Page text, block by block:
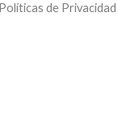
Políticas de Privacidad